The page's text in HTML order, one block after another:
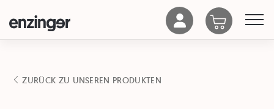
ZURÜCK ZU UNSEREN PRODUKTEN